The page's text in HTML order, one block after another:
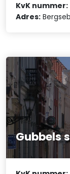
KvK nummer:
Adres:
Gubbels